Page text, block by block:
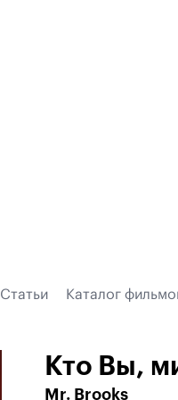
Статьи Каталог
Кто Вы,
Mr. Brooks